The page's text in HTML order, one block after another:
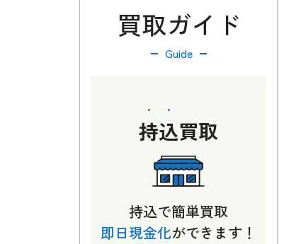
買取ガイド
Guide
持込買取
持込で簡単買取
即日現金化ができます！